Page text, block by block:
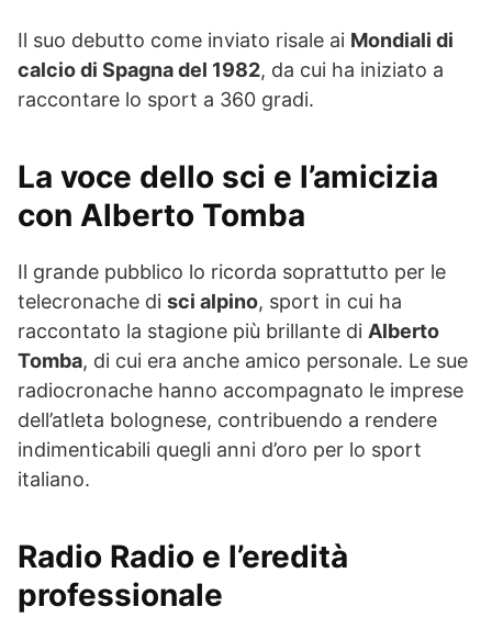
Il suo debutto come inviato risale ai Mondiali di
calcio di Spagna del 1982, da cui ha iniziato a
raccontare lo sport a 360 gradi.
La voce dello sci e l’amicizia
con Alberto Tomba
Il grande pubblico lo ricorda soprattutto per le
telecronache di sci alpino, sport in cui ha
raccontato la stagione più brillante di Alberto
Tomba, di cui era anche amico personale. Le sue
radiocronache hanno accompagnato le imprese
dell’atleta bolognese, contribuendo a rendere
indimenticabili quegli anni d’oro per lo sport
italiano.
Radio Radio e l’eredità
professionale